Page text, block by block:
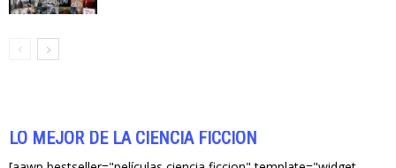
LO MEJOR DE LA CIENCIA FICCIÓN